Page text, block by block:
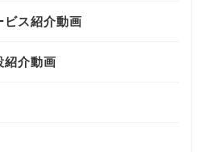
ビス紹介動画
紹介動画